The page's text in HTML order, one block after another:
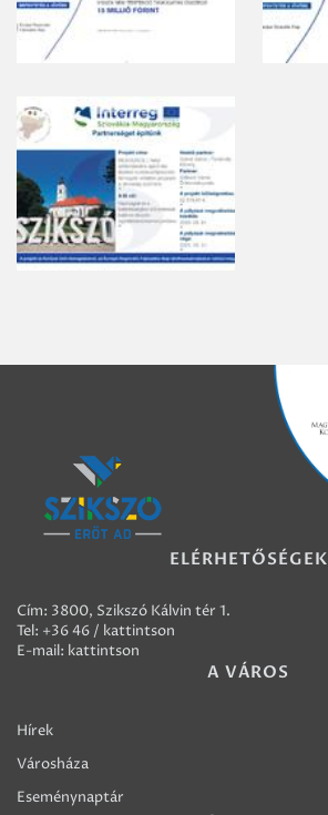
ELÉRHETŐSÉGEK
Cím: 3800, Szikszó Kálvin tér 1.
Tel: +36 46 / kattintson
E-mail: kattintson
A VÁROS
Hírek
Városháza
Eseménynaptár